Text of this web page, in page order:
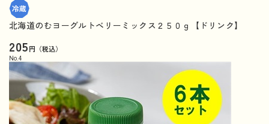
北海道のむヨーグルトベリーミックス２５０ｇ【ドリンク】
205円（税込）
No. 4